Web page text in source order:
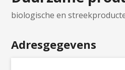
biologische en
Adresgegevens